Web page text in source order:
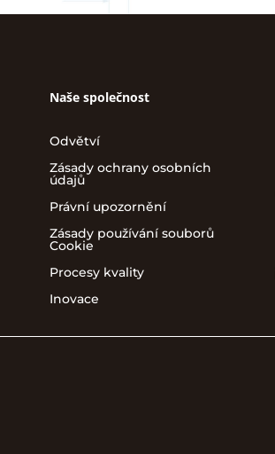
Naše společnost
Odvětví
Zásady ochrany osobních
údajů
Právní upozornění
Zásady používání souborů
Cookie
Procesy kvality
Inovace